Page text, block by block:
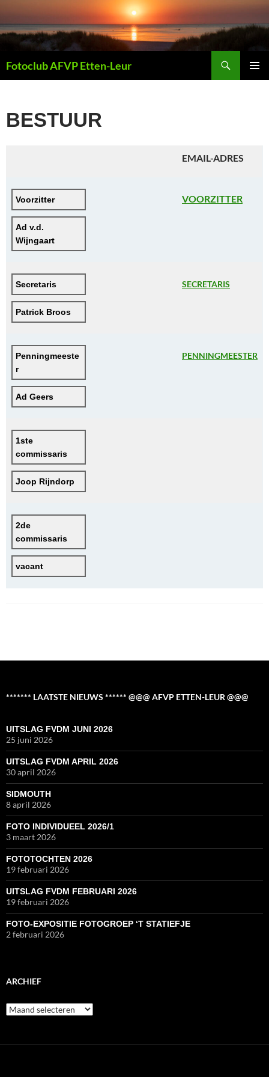
naar
de
inhoud
Fotoclub AFVP Etten-Leur
BESTUUR
EMAIL-ADRES
Voorzitter
Ad v.d.
Wijngaart
VOORZITTER
Secretaris
Patrick Broos
SECRETARIS
Penningmeeste
r
Ad Geers
PENNINGMEESTER
1ste
commissaris
Joop Rijndorp
2de
commissaris
vacant
******* LAATSTE NIEUWS ****** @@@ AFVP ETTEN-LEUR @@@
UITSLAG FVDM JUNI 2026
25 juni 2026
UITSLAG FVDM APRIL 2026
30 april 2026
SIDMOUTH
8 april 2026
FOTO INDIVIDUEEL 2026/1
3 maart 2026
FOTOTOCHTEN 2026
19 februari 2026
UITSLAG FVDM FEBRUARI 2026
19 februari 2026
FOTO-EXPOSITIE FOTOGROEP ‘T STATIEFJE
2 februari 2026
ARCHIEF
Archief